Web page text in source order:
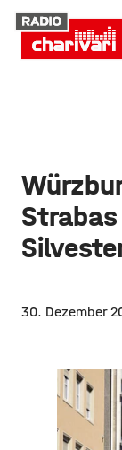
30. Dezember